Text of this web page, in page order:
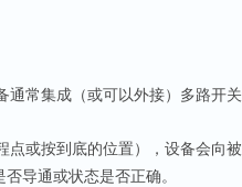
通常集成（或可以外接）多路开
点或按到底的位置），设备会向
导通或状态是否正确。